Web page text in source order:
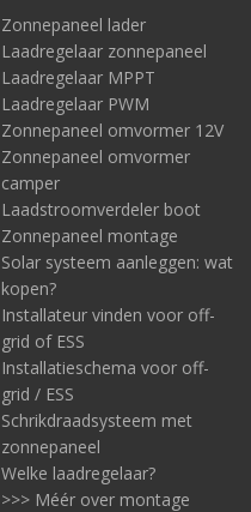
Zonnepaneel lader
Laadregelaar zonnepaneel
Laadregelaar MPPT
Laadregelaar PWM
Zonnepaneel omvormer 12V
Zonnepaneel omvormer
camper
Laadstroomverdeler boot
Zonnepaneel montage
Solar systeem aanleggen: wat
kopen?
Installateur vinden voor off-
grid of ESS
Installatieschema voor off-
grid / ESS
Schrikdraadsysteem met
zonnepaneel
Welke laadregelaar?
>>> Méér over montage